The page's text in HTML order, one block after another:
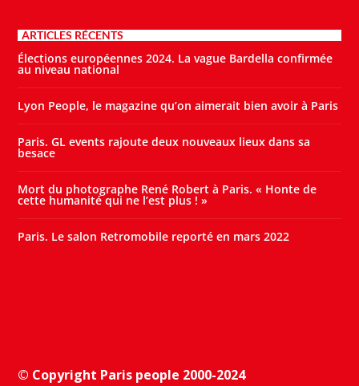
ARTICLES RÉCENTS
Élections européennes 2024. La vague Bardella confirmée
au niveau national
Lyon People, le magazine qu’on aimerait bien avoir à Paris
Paris. GL events rajoute deux nouveaux lieux dans sa
besace
Mort du photographe René Robert à Paris. « Honte de
cette humanité qui ne l’est plus ! »
Paris. Le salon Retromobile reporté en mars 2022
© Copyright Paris people 2000-2024